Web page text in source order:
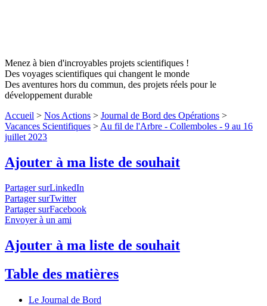
Menez à bien d'incroyables projets scientifiques !
Des voyages scientifiques qui changent le monde
Des aventures hors du commun, des projets réels pour le
développement durable
Accueil > Nos Actions > Journal de Bord des Opérations >
Vacances Scientifiques > Au fil de l'Arbre - Collemboles - 9 au 16
juillet 2023
Ajouter à ma liste de souhait
Partager surLinkedIn
Partager surTwitter
Partager surFacebook
Envoyer à un ami
Ajouter à ma liste de souhait
Table des matières
Le Journal de Bord